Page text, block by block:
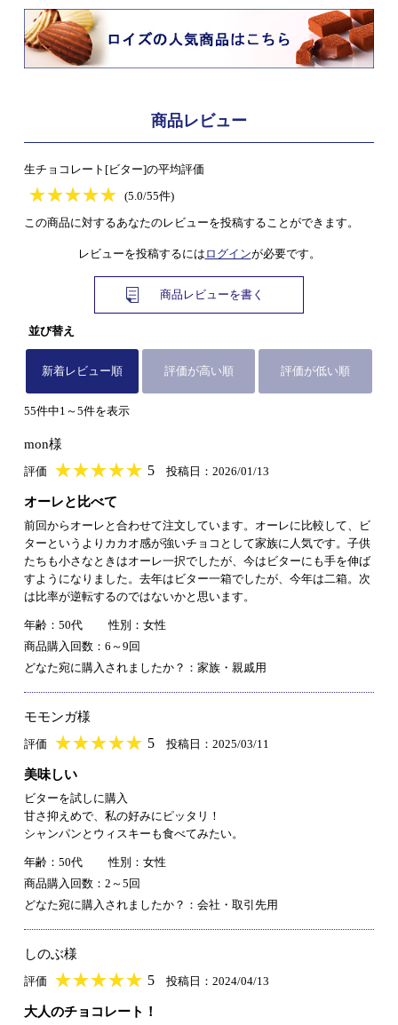
商品レビュー
生チョコレート[ビター]の平均評価
★★★★★
★★★★★
(5.0/55件)
この商品に対するあなたのレビューを投稿することができます。
レビューを投稿するには ログインが必要です。
商品レビューを書く
並び替え
新着レビュー順 評価が高い順 評価が低い順
55件中1～5件を表示
mon様
評価 ★★★★★
★★★★★ 5 投稿日：2026/01/13
オーレと比べて
前回からオーレと合わせて注文しています。オーレに比較して、ビ
ターというよりカカオ感が強いチョコとして家族に人気です。子供
たちも小さなときはオーレ一択でしたが、今はビターにも手を伸ば
すようになりました。去年はビター一箱でしたが、今年は二箱。次
は比率が逆転するのではないかと思います。
年齢：50代
性別：女性
商品購入回数：6～9回
どなた宛に購入されましたか？：家族・親戚用
モモンガ様
評価 ★★★★★
★★★★★ 5 投稿日：2025/03/11
美味しい
ビターを試しに購入
甘さ抑えめで、私の好みにピッタリ！
シャンパンとウィスキーも食べてみたい。
年齢：50代
性別：女性
商品購入回数：2～5回
どなた宛に購入されましたか？：会社・取引先用
しのぶ様
評価 ★★★★★
★★★★★ 5 投稿日：2024/04/13
大人のチョコレート！